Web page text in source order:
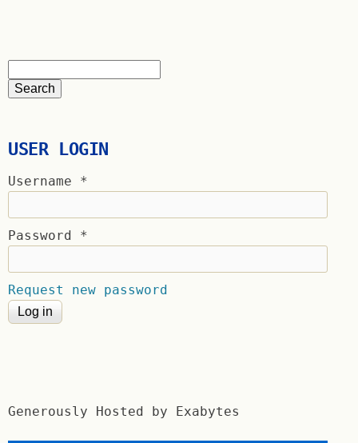
USER LOGIN
Username *
Password *
Request new password
Generously Hosted by Exabytes